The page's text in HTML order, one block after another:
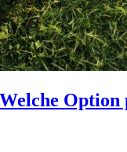
Option